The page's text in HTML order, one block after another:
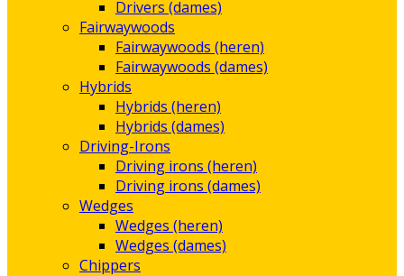
Drivers (dames)
Fairwaywoods
Fairwaywoods (heren)
Fairwaywoods (dames)
Hybrids
Hybrids (heren)
Hybrids (dames)
Driving-Irons
Driving irons (heren)
Driving irons (dames)
Wedges
Wedges (heren)
Wedges (dames)
Chippers